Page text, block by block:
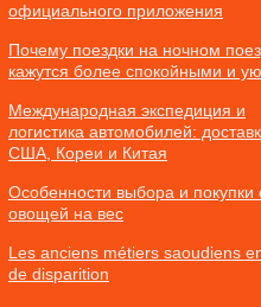
официального приложения
Почему поездки на ночном
кажутся более спокойными и
Международная экспедиция и
логистика автомобилей:
США, Кореи и Китая
Особенности выбора и покупки
овощей на вес
Les anciens métiers saoudiens
de disparition